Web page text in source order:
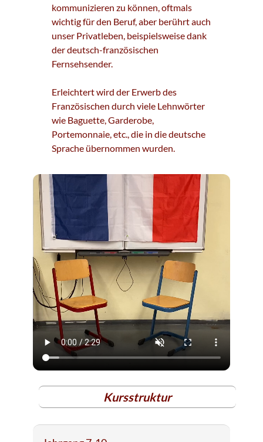
kommunizieren zu können, oftmals
wichtig für den Beruf, aber berührt auch
unser Privatleben, beispielsweise dank
der deutsch-französischen
Fernsehsender.
Erleichtert wird der Erwerb des
Französischen durch viele Lehnwörter
wie Baguette, Garderobe,
Portemonnaie, etc., die in die deutsche
Sprache übernommen wurden.
Kursstruktur